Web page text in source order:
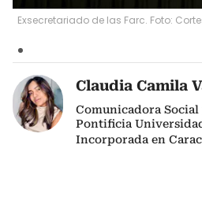
Exsecretariado de las Farc. Foto:
Claudia Camila
Comunicadora
Pontificia
Incorporada en